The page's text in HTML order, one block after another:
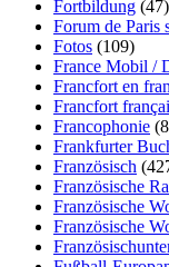
Fortbildung (47)
Forum de Paris
Fotos (109)
France Mobil /
Francfort en
Francfort
Francophonie
Frankfurter
Französisch
Französische
Französische
Französische